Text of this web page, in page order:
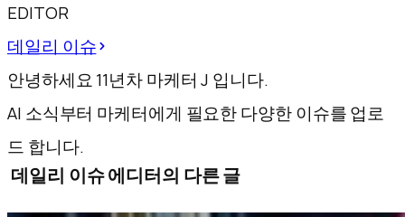
EDITOR
데일리 이슈
안녕하세요 11년차 마케터 J 입니다.
AI 소식부터 마케터에게 필요한 다양한 이슈를 업로
드 합니다.
데일리 이슈 에디터의 다른 글